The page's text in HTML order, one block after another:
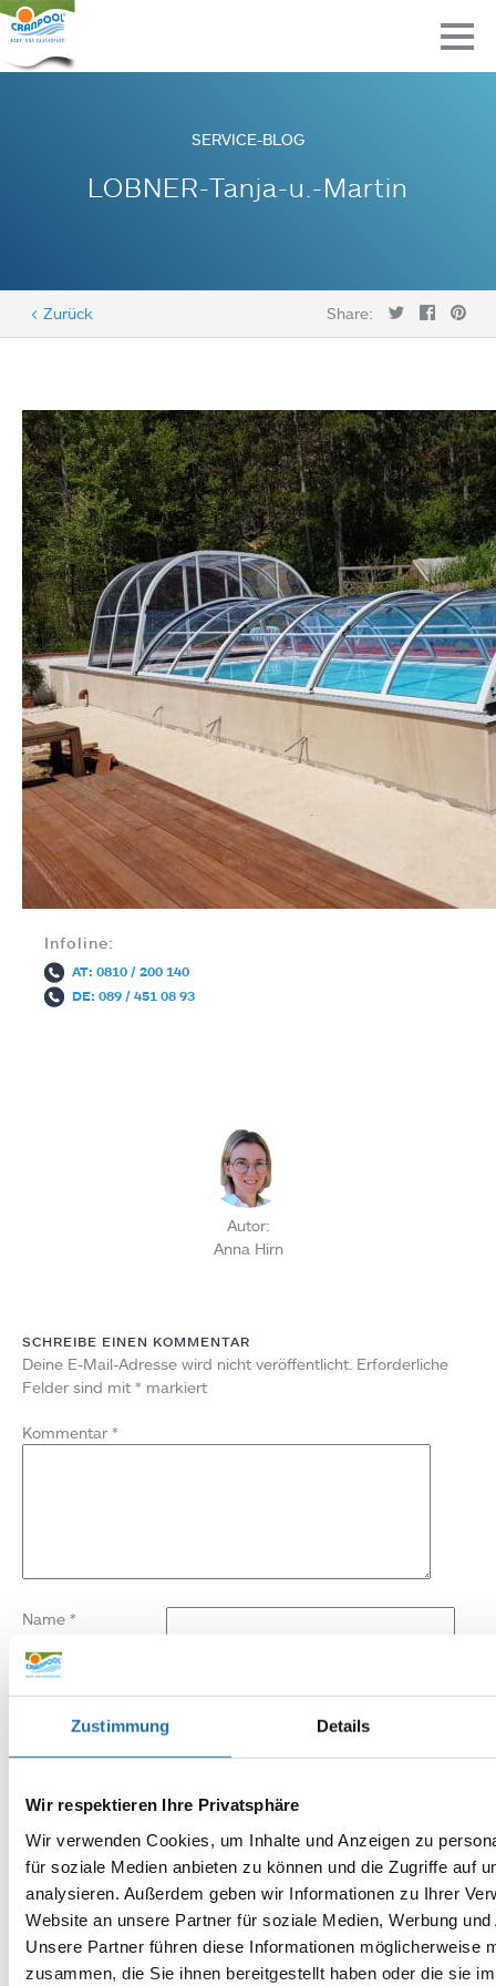
Zustimmung Details
Wir respektieren Ihre Privatsphäre
Wir verwenden Cookies, um Inhalte und Anzeigen zu
für soziale Medien anbieten zu können und die Zugriffe auf
analysieren. Außerdem geben wir Informationen zu Ihrer
Website an unsere Partner für soziale Medien, Werbung
Unsere Partner führen diese Informationen möglicherweise
zusammen, die Sie ihnen bereitgestellt haben oder die sie
SERVICE-BLOG
LOBNER-Tanja-u.-Martin
< Zurück Share:
Infoline:
AT: 0810 / 200 140
DE: 089 / 451 08 93
Autor:
Anna Hirn
SCHREIBE EINEN KOMMENTAR
Deine E-Mail-Adresse wird nicht veröffentlicht. Erforderliche
Felder sind mit * markiert
Kommentar *
Name *
E-Mail-Adresse
Website